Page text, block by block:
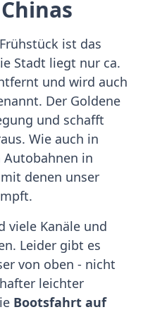
ist das
Stadt liegt nur ca.
und wird auch
Der Goldene
und schafft
Wie auch in
Autobahnen in
denen unser
viele Kanäle und
Leider gibt es
von oben - nicht
leichter
Bootsfahrt auf